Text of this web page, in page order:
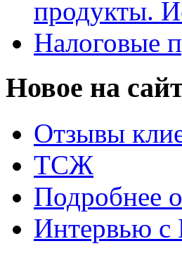
продукты.
Налоговые
Новое на
Отзывы
ТСЖ
Подробнее
Интервью с